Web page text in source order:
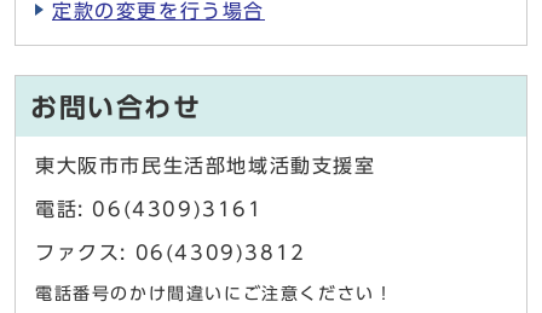
定款の変更を行う場合
お問い合わせ
東大阪市市民生活部地域活動支援室
電話: 06(4309)3161
ファクス: 06(4309)3812
電話番号のかけ間違いにご注意ください！